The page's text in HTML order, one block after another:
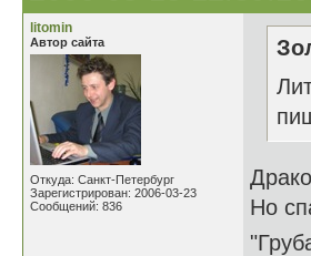
litomin
Автор сайта
Откуда: Санкт-Петербург
Зарегистрирован: 2006-03-23
Сообщений: 836
Но